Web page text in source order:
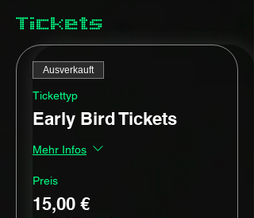
Tickets
Ausverkauft
Tickettyp
Early Bird Tickets
Mehr Infos
Preis
15,00 €